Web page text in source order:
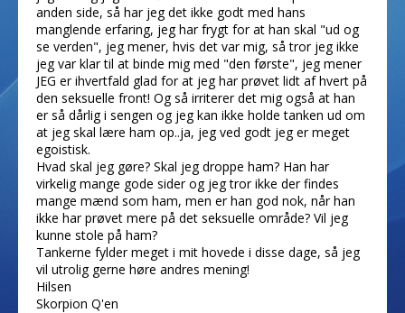
anden side, så har jeg det ikke godt med hans
manglende erfaring, jeg har frygt for at han skal "ud og
se verden", jeg mener, hvis det var mig, så tror jeg ikke
jeg var klar til at binde mig med "den første", jeg mener
JEG er ihvertfald glad for at jeg har prøvet lidt af hvert på
den seksuelle front! Og så irriterer det mig også at han
er så dårlig i sengen og jeg kan ikke holde tanken ud om
at jeg skal lære ham op..ja, jeg ved godt jeg er meget
egoistisk.
Hvad skal jeg gøre? Skal jeg droppe ham? Han har
virkelig mange gode sider og jeg tror ikke der findes
mange mænd som ham, men er han god nok, når han
ikke har prøvet mere på det seksuelle område? Vil jeg
kunne stole på ham?
Tankerne fylder meget i mit hovede i disse dage, så jeg
vil utrolig gerne høre andres mening!
Hilsen
Skorpion Q'en